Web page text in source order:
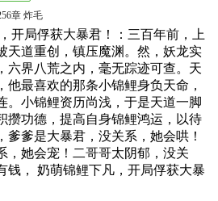
章 炸毛
04-12 11:53:55
开局俘获大暴君！：三百年前，上
天道重创，镇压魔渊。然，妖龙实
六界八荒之内，毫无踪迹可查。天
他最喜欢的那条小锦鲤身负天命，
。小锦鲤资历尚浅，于是天道一脚
攒功德，提高自身锦鲤鸿运，以待
爹爹是大暴君，没关系，她会哄！
，她会宠！二哥哥太阴郁，没关
钱， 奶萌锦鲤下凡，开局俘获大暴